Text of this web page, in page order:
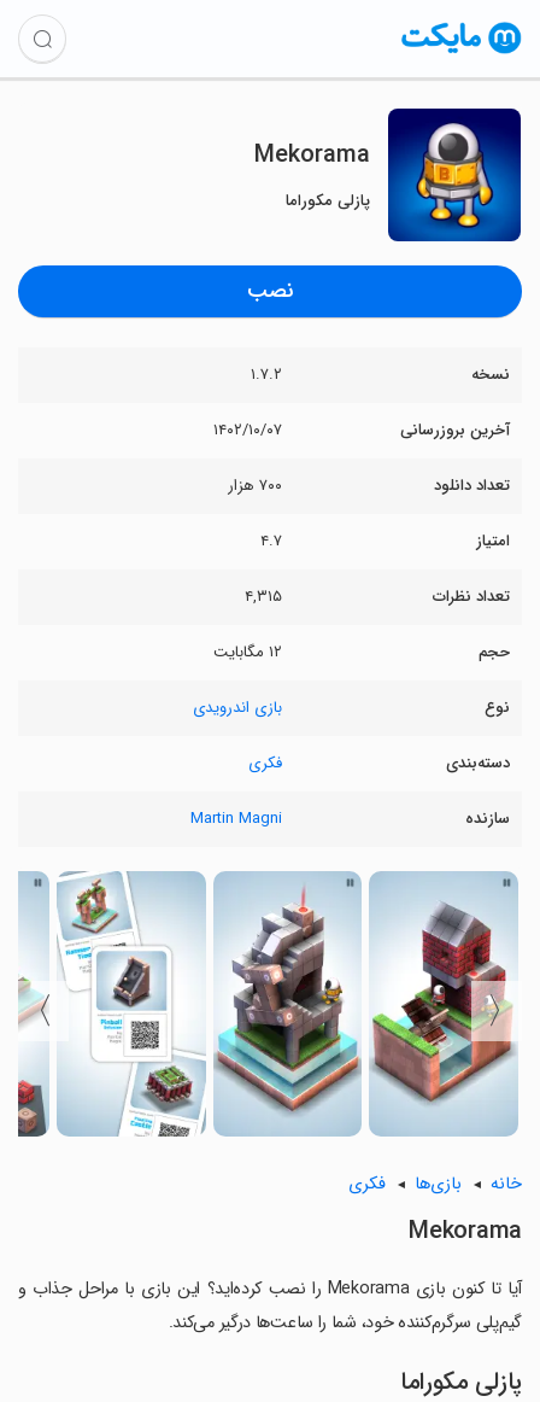
Mekorama
پازلی مکوراما
نصب
نسخه ۱.۷.۲
آخرین بروزرسانی ۱۴۰۲/۱۰/۰۷
تعداد دانلود ۷۰۰ هزار
امتیاز ۴.۷
تعداد نظرات ۴,۳۱۵
حجم ۱۲ مگابایت
نوع بازی اندرویدی
دسته‌بندی فکری
سازنده Martin Magni
〈
〉
خانه بازی‌ها فکری
Mekorama
آیا تا کنون بازی Mekorama را نصب کرده‌اید؟ این بازی با مراحل جذاب و
گیم‌پلی سرگرم‌کننده خود، شما را ساعت‌ها درگیر می‌کند.
پازلی مکوراما